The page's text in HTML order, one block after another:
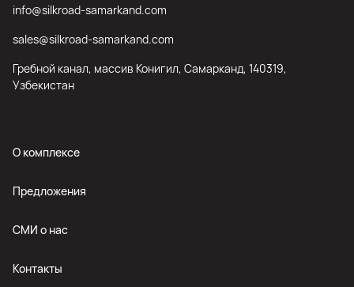
О комплексе
Предложения
СМИ о нас
Контакты
info@silkroad-samarkand.com
sales@silkroad-samarkand.com
Гребной канал, массив Конигил, Самарканд, 140319,
Узбекистан